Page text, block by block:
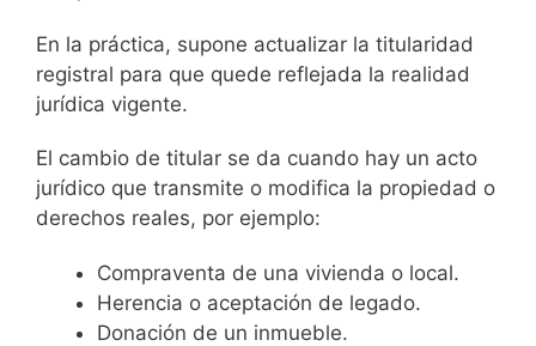
En la práctica, supone actualizar la titularidad
registral para que quede reflejada la realidad
jurídica vigente.
El cambio de titular se da cuando hay un acto
jurídico que transmite o modifica la propiedad o
derechos reales, por ejemplo:
Compraventa de una vivienda o local.
Herencia o aceptación de legado.
Donación de un inmueble.